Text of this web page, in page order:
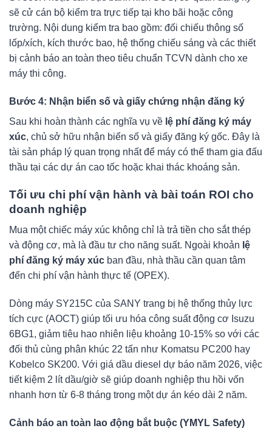
sẽ cử cán bộ kiểm tra trực tiếp tại kho bãi hoặc công
trường. Nội dung kiểm tra bao gồm: đối chiếu thông số
lốp/xích, kích thước bao, hệ thống chiếu sáng và các thiết
bị cảnh báo an toàn theo tiêu chuẩn TCVN dành cho xe
máy thi công.
Bước 4: Nhận biển số và giấy chứng nhận đăng ký
Sau khi hoàn thành các nghĩa vụ về lệ phí đăng ký máy
xúc, chủ sở hữu nhận biển số và giấy đăng ký gốc. Đây là
tài sản pháp lý quan trọng nhất để máy có thể tham gia đấu
thầu tại các dự án cao tốc hoặc khai thác khoáng sản.
Tối ưu chi phí vận hành và bài toán ROI cho
doanh nghiệp
Mua một chiếc máy xúc không chỉ là trả tiền cho sắt thép
và động cơ, mà là đầu tư cho năng suất. Ngoài khoản lệ
phí đăng ký máy xúc ban đầu, nhà thầu cần quan tâm
đến chi phí vận hành thực tế (OPEX).
Dòng máy SY215C của SANY trang bị hệ thống thủy lực
tích cực (AOCT) giúp tối ưu hóa công suất động cơ Isuzu
6BG1, giảm tiêu hao nhiên liệu khoảng 10-15% so với các
đối thủ cùng phân khúc 22 tấn như Komatsu PC200 hay
Kobelco SK200. Với giá dầu diesel dự báo năm 2026, việc
tiết kiệm 2 lít dầu/giờ sẽ giúp doanh nghiệp thu hồi vốn
nhanh hơn từ 6-8 tháng trong một dự án kéo dài 2 năm.
Cảnh báo an toàn lao động bắt buộc (YMYL Safety)